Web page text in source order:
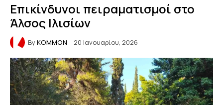
Επικίνδυνοι πειραματισμοί στο
Άλσος Ιλισίων
ByKOMMON 20 Ιανουαρίου, 2026